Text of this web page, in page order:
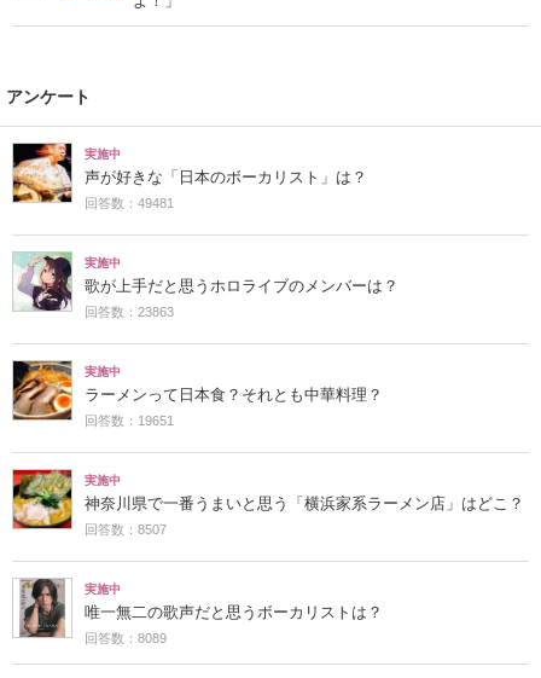
アンケート
実施中
声が好きな「日本のボーカリスト」は？
回答数：49481
実施中
歌が上手だと思うホロライブのメンバーは？
回答数：23863
実施中
ラーメンって日本食？それとも中華料理？
回答数：19651
実施中
神奈川県で一番うまいと思う「横浜家系ラーメン店」はどこ？
回答数：8507
実施中
唯一無二の歌声だと思うボーカリストは？
回答数：8089